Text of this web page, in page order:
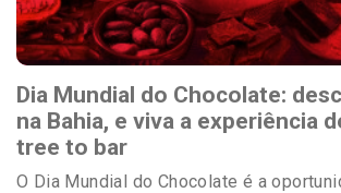
Dia Mundial do Chocolate:
na Bahia, e viva a experiência
tree to bar
O Dia Mundial do Chocolate é a